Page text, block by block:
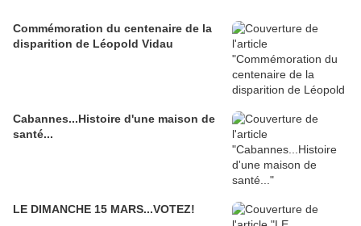
Commémoration du centenaire de la
disparition de Léopold Vidau
Cabannes...Histoire d'une maison de
santé...
LE DIMANCHE 15 MARS...VOTEZ!